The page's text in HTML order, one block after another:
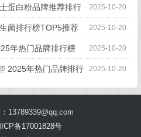
2025-10-20
蛋白粉品牌推荐排行
2025-10-20
菌排行榜TOP5推荐
2025-10-20
年热门品牌排行榜
2025-10-20
2025年热门品牌排行
13789339@qq.com
ICP备17001828号